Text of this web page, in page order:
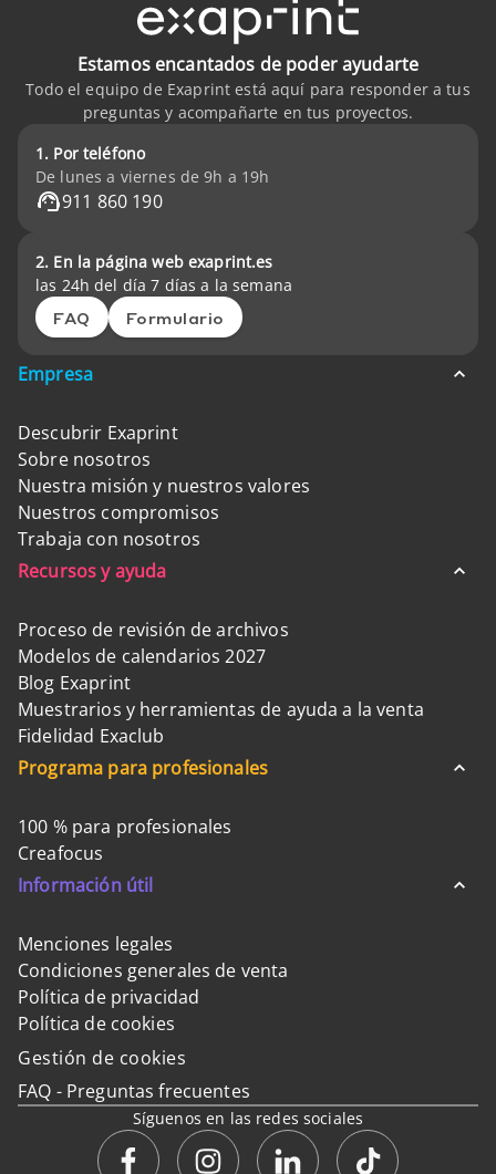
Estamos encantados de poder ayudarte
Todo el equipo de Exaprint está aquí para responder a tus
preguntas y acompañarte en tus proyectos.
1. Por teléfono
De lunes a viernes de 9h a 19h
911 860 190
2. En la página web exaprint.es
las 24h del día 7 días a la semana
FAQ Formulario
Empresa
Descubrir Exaprint
Sobre nosotros
Nuestra misión y nuestros valores
Nuestros compromisos
Trabaja con nosotros
Recursos y ayuda
Proceso de revisión de archivos
Modelos de calendarios 2027
Blog Exaprint
Muestrarios y herramientas de ayuda a la venta
Fidelidad Exaclub
Programa para profesionales
100 % para profesionales
Creafocus
Información útil
Menciones legales
Condiciones generales de venta
Política de privacidad
Política de cookies
Gestión de cookies
FAQ - Preguntas frecuentes
Síguenos en las redes sociales